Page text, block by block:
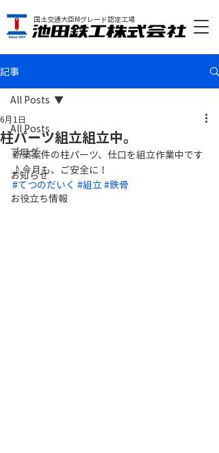
国土交通大臣Mグレード認定工場
記事
All Posts
ブログ
お知らせ
お役立ち情報
All Posts
柱パーツ組立組立中。
6月1日
新築案件の柱パーツ、仕口を組立作業中です
♪今月も、ご安全に！
#てつのだいく #組立#鉄骨